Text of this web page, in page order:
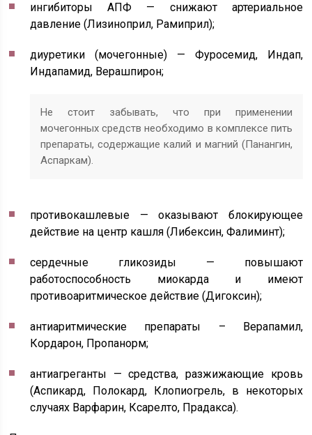
ингибиторы АПФ — снижают артериальное
давление (Лизиноприл, Рамиприл);
диуретики (мочегонные) — Фуросемид, Индап,
Индапамид, Верашпирон;
Не стоит забывать, что при применении
мочегонных средств необходимо в комплексе пить
препараты, содержащие калий и магний (Панангин,
Аспаркам).
противокашлевые — оказывают блокирующее
действие на центр кашля (Либексин, Фалиминт);
сердечные гликозиды — повышают
работоспособность миокарда и имеют
противоаритмическое действие (Дигоксин);
антиаритмические препараты – Верапамил,
Кордарон, Пропанорм;
антиагреганты — средства, разжижающие кровь
(Аспикард, Полокард, Клопиогрель, в некоторых
случаях Варфарин, Ксарелто, Прадакса).